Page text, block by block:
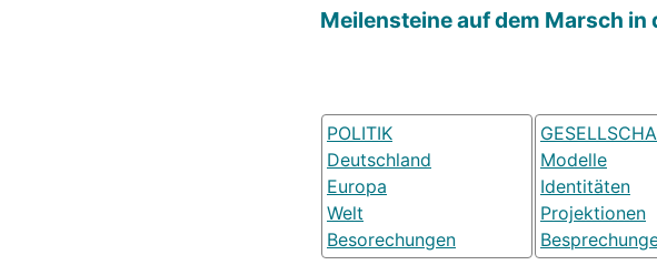
Meilensteine auf dem Marsch
POLITIK
Deutschland
Europa
Welt
Besorechungen
Modelle
Identitäten
Projektionen